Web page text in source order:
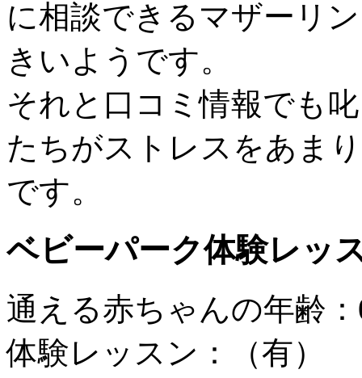
に相談できるマザーリ
きいようです。
それと口コミ情報でも
たちがストレスをあま
です。
ベビーパーク体験レッ
通える赤ちゃんの年齢
体験レッスン：（有）